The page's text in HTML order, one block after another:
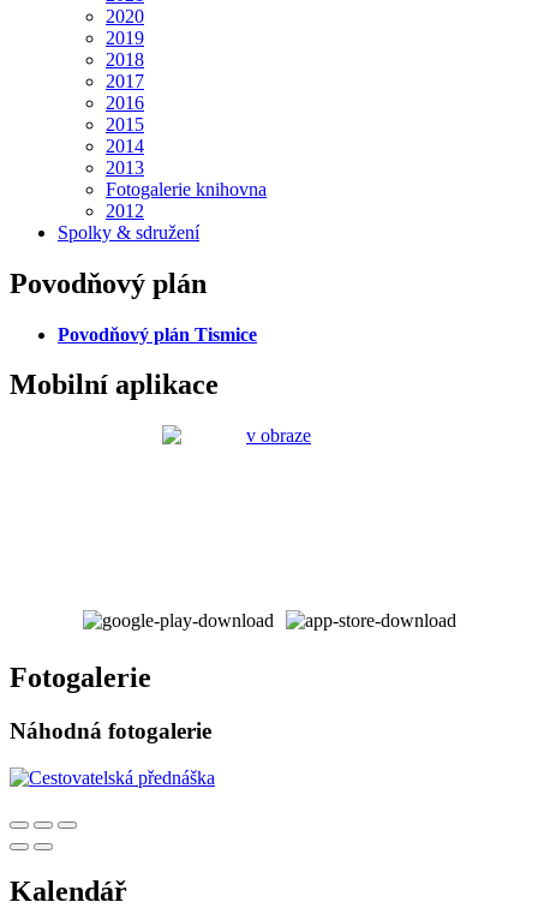
2020
2019
2018
2017
2016
2015
2014
2013
Fotogalerie knihovna
2012
Spolky & sdružení
Povodňový plán
Povodňový plán Tismice
Mobilní aplikace
Fotogalerie
Náhodná fotogalerie
Kalendář